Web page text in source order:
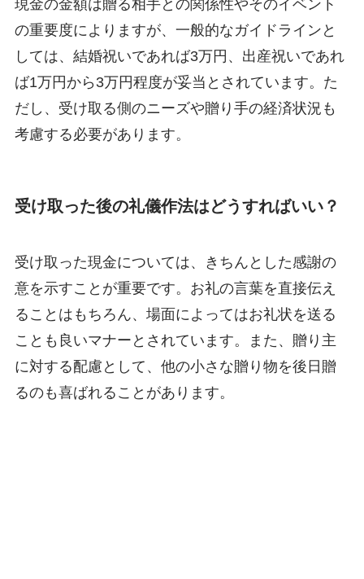
現金の金額は贈る相手との関係性やそのイベント
の重要度によりますが、一般的なガイドラインと
しては、結婚祝いであれば3万円、出産祝いであれ
ば1万円から3万円程度が妥当とされています。た
だし、受け取る側のニーズや贈り手の経済状況も
考慮する必要があります。
受け取った後の礼儀作法はどうすればいい？
受け取った現金については、きちんとした感謝の
意を示すことが重要です。お礼の言葉を直接伝え
ることはもちろん、場面によってはお礼状を送る
ことも良いマナーとされています。また、贈り主
に対する配慮として、他の小さな贈り物を後日贈
るのも喜ばれることがあります。